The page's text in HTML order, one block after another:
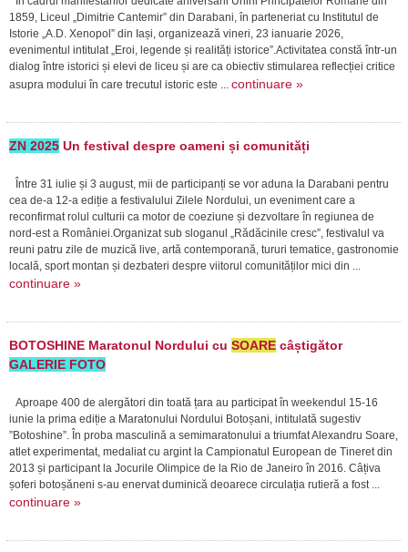
1859, Liceul „Dimitrie Cantemir” din Darabani, în parteneriat cu Institutul de
Istorie „A.D. Xenopol” din Iași, organizează vineri, 23 ianuarie 2026,
evenimentul intitulat „Eroi, legende și realități istorice”.Activitatea constă într-un
dialog între istorici și elevi de liceu și are ca obiectiv stimularea reflecției critice
asupra modului în care trecutul istoric este ... continuare »
ZN 2025Un festival despre oameni și comunități
Între 31 iulie și 3 august, mii de participanți se vor aduna la Darabani pentru
cea de-a 12-a ediție a festivalului Zilele Nordului, un eveniment care a
reconfirmat rolul culturii ca motor de coeziune și dezvoltare în regiunea de
nord-est a României.Organizat sub sloganul „Rădăcinile cresc”, festivalul va
reuni patru zile de muzică live, artă contemporană, tururi tematice, gastronomie
locală, sport montan și dezbateri despre viitorul comunităților mici din ...
continuare »
BOTOSHINE Maratonul Nordului cu SOAREcâștigător
GALERIE FOTO
Aproape 400 de alergători din toată țara au participat în weekendul 15-16
iunie la prima ediție a Maratonului Nordului Botoșani, intitulată sugestiv
”Botoshine”. În proba masculină a semimaratonului a triumfat Alexandru Soare,
atlet experimentat, medaliat cu argint la Campionatul European de Tineret din
2013 și participant la Jocurile Olimpice de la Rio de Janeiro în 2016. Câțiva
șoferi botoșăneni s-au enervat duminică deoarece circulația rutieră a fost ...
continuare »